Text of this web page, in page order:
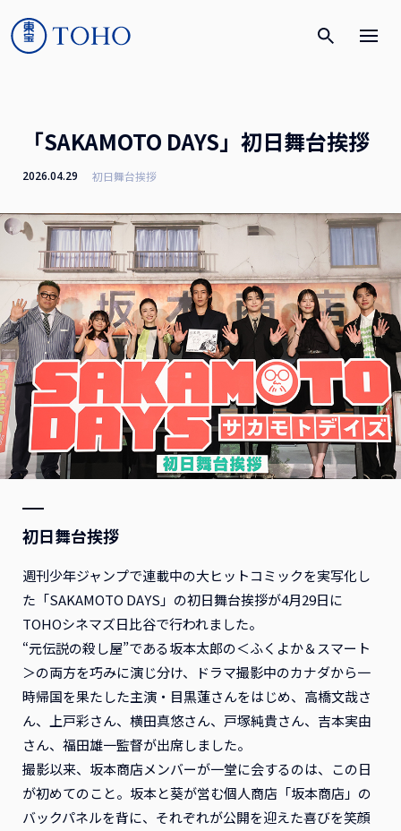
「SAKAMOTO DAYS」初日舞台挨拶
2026.04.29 初日舞台挨拶
初日舞台挨拶
週刊少年ジャンプで連載中の大ヒットコミックを実写化し
た「SAKAMOTO DAYS」の初日舞台挨拶が4月29日に
TOHOシネマズ日比谷で行われました。
“元伝説の殺し屋”である坂本太郎の＜ふくよか＆スマート
＞の両方を巧みに演じ分け、ドラマ撮影中のカナダから一
時帰国を果たした主演・目黒蓮さんをはじめ、高橋文哉さ
ん、上戸彩さん、横田真悠さん、戸塚純貴さん、吉本実由
さん、福田雄一監督が出席しました。
撮影以来、坂本商店メンバーが一堂に会するのは、この日
が初めてのこと。坂本と葵が営む個人商店「坂本商店」の
バックパネルを背に、それぞれが公開を迎えた喜びを笑顔